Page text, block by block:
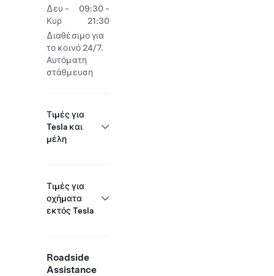
Δευ -
Κυρ
09:30 -
21:30
Διαθέσιμο για
το κοινό 24/7.
Αυτόματη
στάθμευση
Τιμές για
Tesla και
μέλη
Τιμές για
οχήματα
εκτός Tesla
Roadside
Assistance